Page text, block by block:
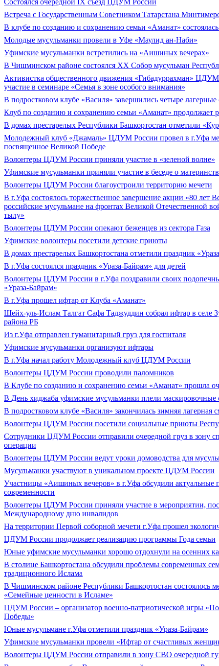
Состоялся очередной IX съезд ЦДУМ России
Встреча с Государственным Советником Татарстана
В клубе по созданию и сохранению семьи «Аманат» состоялась
Молодые мусульманки провели в Уфе «Маулид ан-Наби»
Уфимские мусульманки встретились на «Аишиных вечерах»
В Чишминском районе состоялся XX Собор мусульман
Активистка общественного движения «Гибадуррахман»
участие в семинаре «Семья в зоне особого внимания»
В подростковом клубе «Василя» завершились четыре
Клуб по созданию и сохранению семьи «Аманат» продолжает
В домах престарелых Республики Башкортостан отметили
Молодежный клуб «Джамаль» ЦДУМ России провел в г.Уфа
посвященное Великой Победе
Волонтеры ЦДУМ России приняли участие в «зеленой волне»
Уфимские мусульманки приняли участие в беседе о
Волонтеры ЦДУМ России благоустроили территорию мечети
В г.Уфа состоялось торжественное завершение акции «80 лет
российские мусульмане на фронтах Великой Отечественной
тылу»
Волонтеры ЦДУМ России опекают беженцев из сектора Газа
Уфимские волонтеры посетили детские приюты
В домах престарелых Башкортостана отметили праздник
В г.Уфа состоялся праздник «Ураза-Байрам» для детей
Волонтеры ЦДУМ России в г.Уфа поздравили своих
«Ураза-Байрам»
В г.Уфа прошел ифтар от Клуба «Аманат»
Шейх-уль-Ислам Талгат Сафа Таджуддин собрал ифтар в селе
района РБ
Из г.Уфа отправлен гуманитарный груз для госпиталя
Уфимские мусульманки организуют ифтары
В г.Уфа начал работу Молодежный клуб ЦДУМ России
Волонтеры ЦДУМ России проводили паломников
В Клубе по созданию и сохранению семьи «Аманат» прошла
В День хиджаба уфимские мусульманки плели маскировочные
В подростковом клубе «Василя» закончилась зимняя лагерная
Волонтеры ЦДУМ России посетили социальные приюты
Сотрудники ЦДУМ России отправили очередной груз в зону
операции
Волонтеры ЦДУМ России ведут уроки домоводства для
Мусульманки участвуют в уникальном проекте ЦДУМ России
Участницы «Аишиных вечеров» в г.Уфа обсудили актуальные
современности
Волонтеры ЦДУМ России приняли участие в мероприятии,
Международному дню инвалидов
На территории Первой соборной мечети г.Уфа прошел
ЦДУМ России продолжает реализацию программы Года семьи
Юные уфимские мусульманки хорошо отдохнули на осенних
В столице Башкортостана обсудили проблемы современных
традиционного Ислама
В Чишминском районе Республики Башкортостан состоялось
«Семейные ценности в Исламе»
ЦДУМ России – организатор военно-патриотической игры
Победы»
Юные мусульмане г.Уфа отметили праздник «Ураза-Байрам»
Уфимские мусульманки провели «Ифтар от счастливых
Волонтеры ЦДУМ России отправили в зону СВО очередной